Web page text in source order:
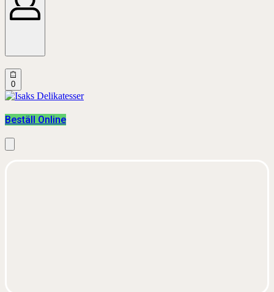
0Open
cart
Beställ Online